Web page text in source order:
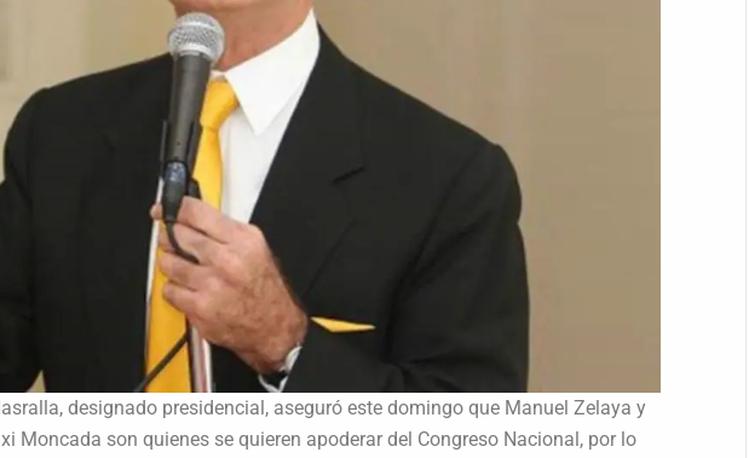
designado presidencial, aseguró este domingo que Manuel Zelaya y
Moncada son quienes se quieren apoderar del Congreso Nacional, por lo